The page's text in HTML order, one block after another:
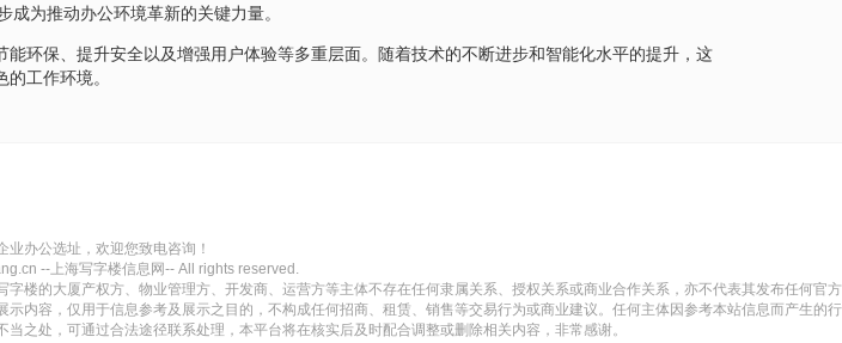
成为推动办公环境革新的关键力量。
环保、提升安全以及增强用户体验等多重层面。随着技术的不断进步和智能化水平的提升，这
工作环境。
业办公选址，欢迎您致电咨询！
--上海写字楼信息网-- All rights reserved.
楼的大厦产权方、物业管理方、开发商、运营方等主体不存在任何隶属关系、授权关系或商业合作关系，亦不代表其发布任何官方
内容，仅用于信息参考及展示之目的，不构成任何招商、租赁、销售等交易行为或商业建议。任何主体因参考本站信息而产生的行
之处，可通过合法途径联系处理，本平台将在核实后及时配合调整或删除相关内容，非常感谢。